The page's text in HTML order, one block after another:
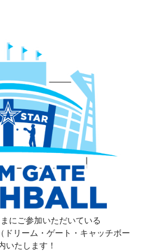
にご参加いただいている
ドリーム・ゲート・キャッチボー
いたします！